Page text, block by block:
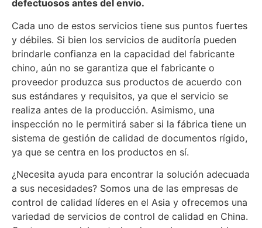
defectuosos antes del envío.
Cada uno de estos servicios tiene sus puntos fuertes
y débiles. Si bien los servicios de auditoría pueden
brindarle confianza en la capacidad del fabricante
chino, aún no se garantiza que el fabricante o
proveedor produzca sus productos de acuerdo con
sus estándares y requisitos, ya que el servicio se
realiza antes de la producción. Asimismo, una
inspección no le permitirá saber si la fábrica tiene un
sistema de gestión de calidad de documentos rígido,
ya que se centra en los productos en sí.
¿Necesita ayuda para encontrar la solución adecuada
a sus necesidades? Somos una de las empresas de
control de calidad líderes en el Asia y ofrecemos una
variedad de servicios de control de calidad en China.